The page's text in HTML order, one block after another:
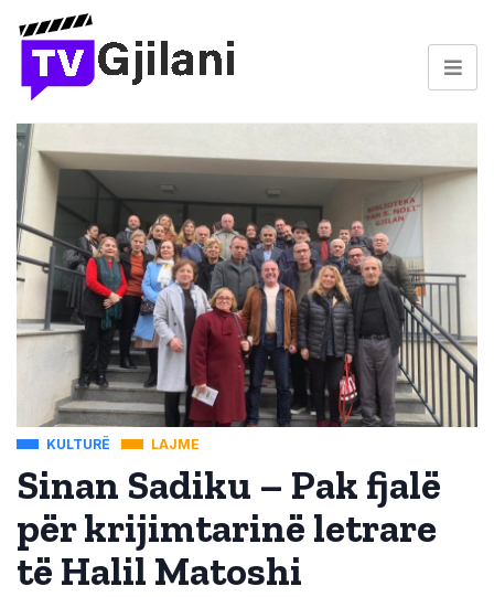
KULTURË LAJME
Sinan Sadiku – Pak fjalë
për krijimtarinë letrare
të Halil Matoshi